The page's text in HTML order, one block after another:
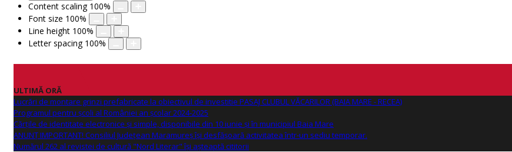
Content scaling 100%
Font size 100%
Line height 100%
Letter spacing 100%
ULTIMĂ ORĂ
Lucrări de montare grinzi prefabricate la obiectivul de investitie PASAJ CLUBUL VĂCARILOR (BAIA MARE - RECEA)
Programul pentru școli al României an școlar 2024-2025
Cărțile de identitate electronice și simple, disponibile din 10 iunie și în municipiul Baia Mare
ANUNŢ IMPORTANT! Consiliul Județean Maramureș își desfășoară activitatea într-un sediu temporar.
Numărul 262 al revistei de cultură "Nord Literar" își așteaptă cititorii